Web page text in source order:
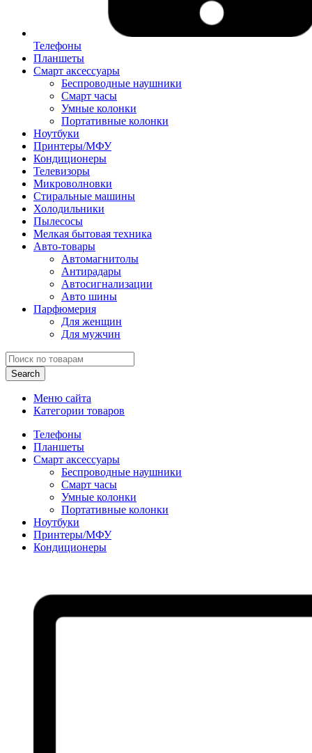
Телефоны
Планшеты
Смарт аксессуары
Беспроводные наушники
Смарт часы
Умные колонки
Портативные колонки
Ноутбуки
Принтеры/МФУ
Кондиционеры
Телевизоры
Микроволновки
Стиральные машины
Холодильники
Пылесосы
Мелкая бытовая техника
Авто-товары
Автомагнитолы
Антирадары
Автосигнализации
Авто шины
Парфюмерия
Для женщин
Для мужчин
Search
Меню сайта
Категории товаров
Телефоны
Планшеты
Смарт аксессуары
Беспроводные наушники
Смарт часы
Умные колонки
Портативные колонки
Ноутбуки
Принтеры/МФУ
Кондиционеры